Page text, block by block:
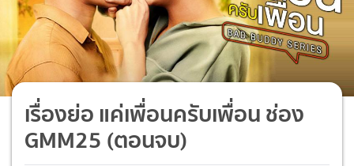
เรื่องย่อ แค่เพื่อนครับเพื่อน ช่อง
GMM25 (ตอนจบ)